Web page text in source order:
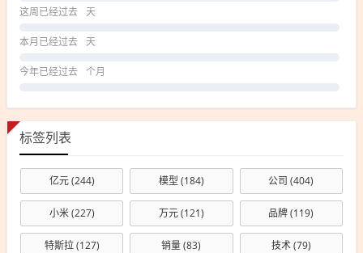
这周已经过去 天
本月已经过去 天
今年已经过去 个月
标签列表
亿元(244) 模型 (184) 公司 (404)
小米(227) 万元(121) 品牌(119)
特斯拉(127) 销量(83) 技术(79)